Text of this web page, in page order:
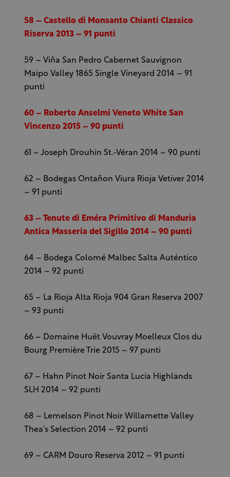
58 – Castello di Monsanto Chianti Classico
Riserva 2013 – 91 punti
59 – Viña San Pedro Cabernet Sauvignon
Maipo Valley 1865 Single Vineyard 2014 – 91
punti
60 – Roberto Anselmi Veneto White San
Vincenzo 2015 – 90 punti
61 – Joseph Drouhin St.-Véran 2014 – 90 punti
62 – Bodegas Ontañon Viura Rioja Vetiver 2014
– 91 punti
63 – Tenute di Eméra Primitivo di Manduria
Antica Masseria del Sigillo 2014 – 90 punti
64 – Bodega Colomé Malbec Salta Auténtico
2014 – 92 punti
65 – La Rioja Alta Rioja 904 Gran Reserva 2007
– 93 punti
66 – Domaine Huët Vouvray Moelleux Clos du
Bourg Première Trie 2015 – 97 punti
67 – Hahn Pinot Noir Santa Lucia Highlands
SLH 2014 – 92 punti
68 – Lemelson Pinot Noir Willamette Valley
Thea's Selection 2014 – 92 punti
69 – CARM Douro Reserva 2012 – 91 punti